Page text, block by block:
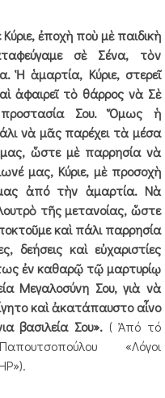
ἐποχὴ ποὺ μὲ παιδικὴ
σὲ Σένα, τὸν
Ἡ ἁμαρτία, Κύριε, στερεῖ
ἀφαιρεῖ τὸ θάρρος νὰ Σὲ
προστασία Σου. Ὅμως ἡ
νὰ μᾶς παρέχει τὰ μέσα
ὥστε μὲ παρρησία νὰ
μας, Κύριε, μὲ προσοχὴ
ἀπό τὴν ἁμαρτία. Νὰ
τῆς μετανοίας, ὥστε
καὶ πάλι παρρησία
δεήσεις καὶ εὐχαριστίες
ἐν καθαρῷ τῷ μαρτυρίῳ
Μεγαλοσύνη Σου, γιὰ νὰ
καὶ ἀκατάπαυστο αἶνο
βασιλεία Σου». ( Ἀπό τό
«Λόγοι